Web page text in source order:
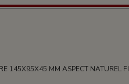
145X95X45 MM ASPECT NATUREL